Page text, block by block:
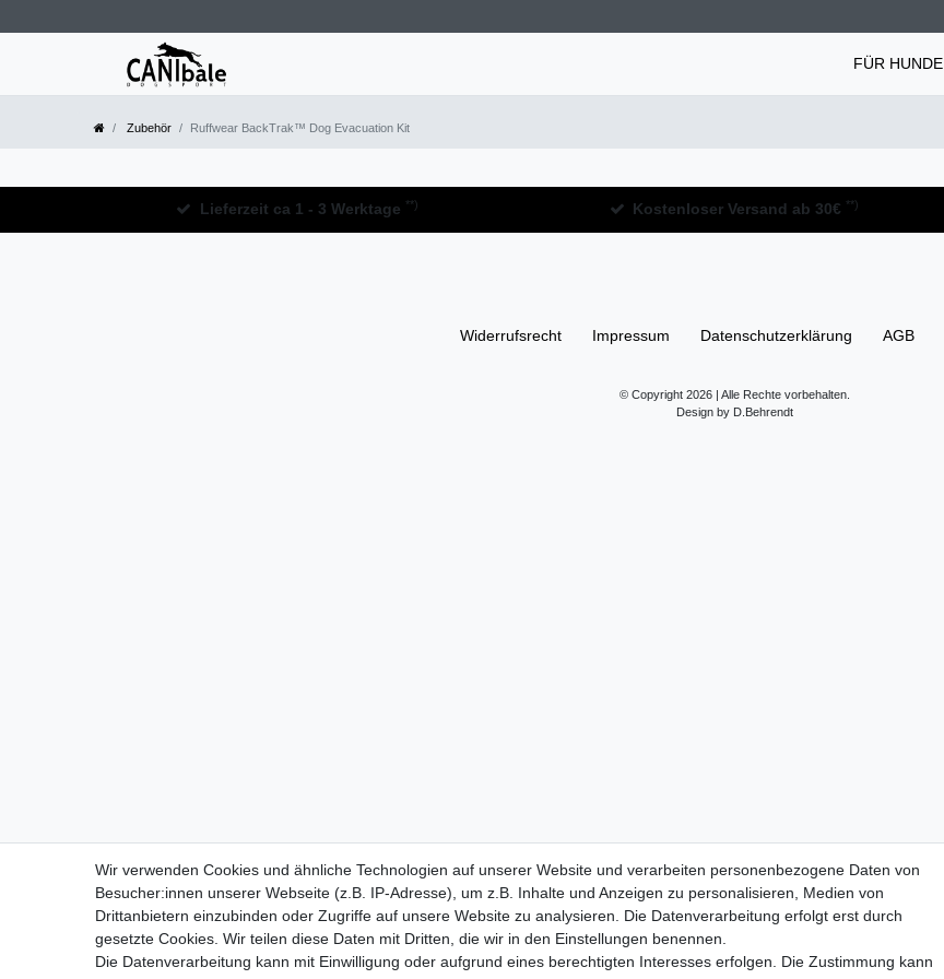
FÜR HUNDE
Zubehör Ruffwear BackTrak™ Dog Evacuation Kit
Lieferzeit ca 1 - 3 Werktage **) Kostenloser Versand ab 30€ **)
Widerrufs­recht Impressum Daten­schutz­erklärung AGB
© Copyright 2026 | Alle Rechte vorbehalten.
Design by D.Behrendt
Wir verwenden Cookies und ähnliche Technologien auf unserer Website und verarbeiten personenbezogene Daten von
Besucher:innen unserer Webseite (z.B. IP-Adresse), um z.B. Inhalte und Anzeigen zu personalisieren, Medien von
Drittanbietern einzubinden oder Zugriffe auf unsere Website zu analysieren. Die Datenverarbeitung erfolgt erst durch
gesetzte Cookies. Wir teilen diese Daten mit Dritten, die wir in den Einstellungen benennen.
Die Datenverarbeitung kann mit Einwilligung oder aufgrund eines berechtigten Interesses erfolgen. Die Zustimmung kann